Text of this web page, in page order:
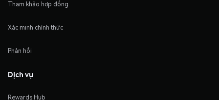
Tham khảo hợp đồng
Xác minh chính thức
Phản hồi
Dịch vụ
Rewards Hub